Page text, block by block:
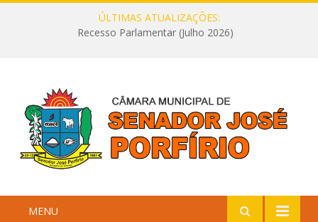
ÚLTIMAS ATUALIZAÇÕES:
Recesso Parlamentar (Julho 2026)
MENU